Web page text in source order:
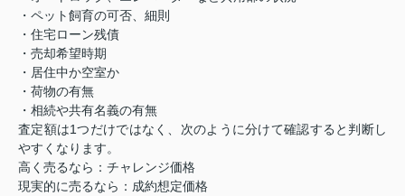
・ペット飼育の可否、細則
・住宅ローン残債
・売却希望時期
・居住中か空室か
・荷物の有無
・相続や共有名義の有無
査定額は1つだけではなく、次のように分けて確認すると判断し
やすくなります。
高く売るなら：チャレンジ価格
現実的に売るなら：成約想定価格